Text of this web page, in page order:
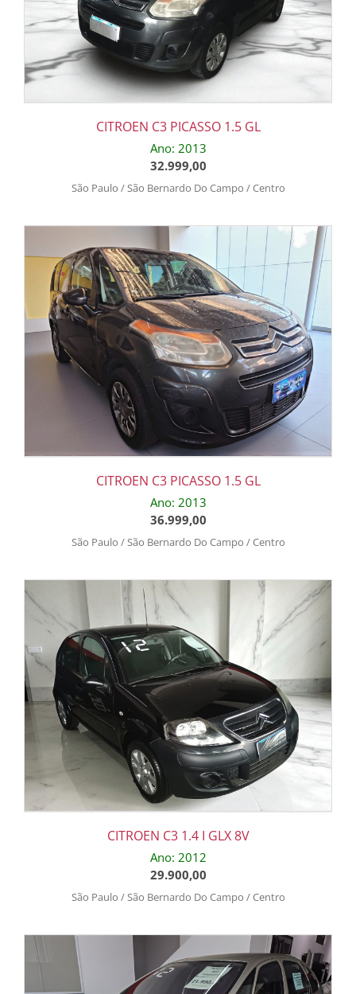
CITROEN C3 PICASSO 1.5 GL
Ano: 2013
32.999,00
São Paulo / São Bernardo Do Campo / Centro
CITROEN C3 PICASSO 1.5 GL
Ano: 2013
36.999,00
São Paulo / São Bernardo Do Campo / Centro
CITROEN C3 1.4 I GLX 8V
Ano: 2012
29.900,00
São Paulo / São Bernardo Do Campo / Centro